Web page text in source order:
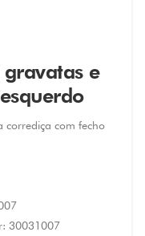
e
corrediça com fecho
30031007